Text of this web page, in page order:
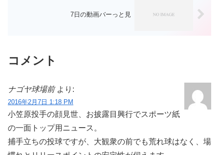
7日の動画バーっと見
コメント
ナゴヤ球場前 より:
2016年2月7日 1:18 PM
小笠原投手の顔見世、お披露目興行でスポーツ紙
の一面トップ用ニュース。
捕手立ちの投球ですが、大観衆の前でも荒れ球はなく、場